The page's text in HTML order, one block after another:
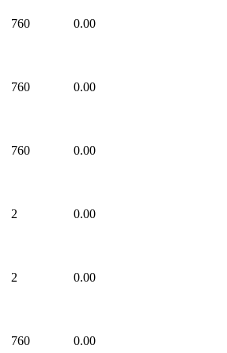
760 0.00
760 0.00
760 0.00
2 0.00
2 0.00
760 0.00